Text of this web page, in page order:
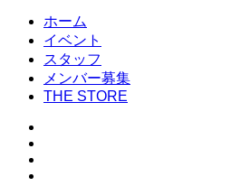
ホーム
イベント
スタッフ
メンバー募集
THE STORE